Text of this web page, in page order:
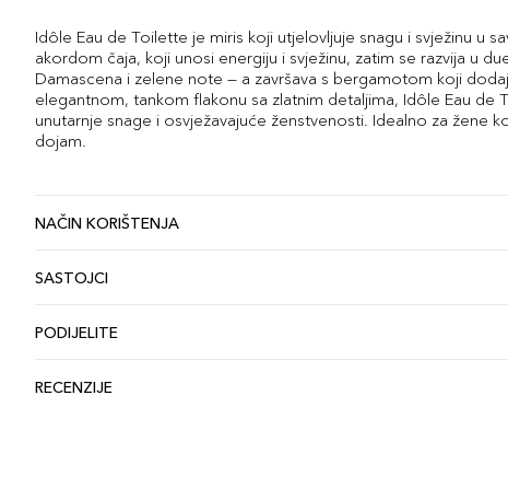
Idôle Eau de Toilette je miris koji utjelovljuje snagu i svježinu u
akordom čaja, koji unosi energiju i svježinu, zatim se razvija u
Damascena i zelene note — a završava s bergamotom koji
elegantnom, tankom flakonu sa zlatnim detaljima, Idôle Eau
unutarnje snage i osvježavajuće ženstvenosti. Idealno za žene
dojam.
NAČIN KORIŠTENJA
SASTOJCI
PODIJELITE
RECENZIJE